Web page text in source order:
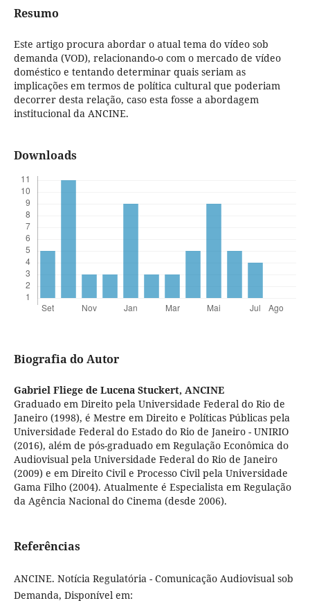
Resumo
Este artigo procura abordar o atual tema do vídeo sob
demanda (VOD), relacionando-o com o mercado de vídeo
doméstico e tentando determinar quais seriam as
implicações em termos de política cultural que poderiam
decorrer desta relação, caso esta fosse a abordagem
institucional da ANCINE.
Downloads
Biografia do Autor
Gabriel Fliege de Lucena Stuckert, ANCINE
Graduado em Direito pela Universidade Federal do Rio de
Janeiro (1998), é Mestre em Direito e Políticas Públicas pela
Universidade Federal do Estado do Rio de Janeiro - UNIRIO
(2016), além de pós-graduado em Regulação Econômica do
Audiovisual pela Universidade Federal do Rio de Janeiro
(2009) e em Direito Civil e Processo Civil pela Universidade
Gama Filho (2004). Atualmente é Especialista em Regulação
da Agência Nacional do Cinema (desde 2006).
Referências
ANCINE. Notícia Regulatória - Comunicação Audiovisual sob
Demanda, Disponível em: